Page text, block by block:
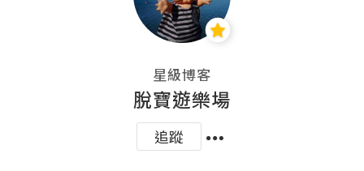
星級博客
脫寶遊樂場
追蹤